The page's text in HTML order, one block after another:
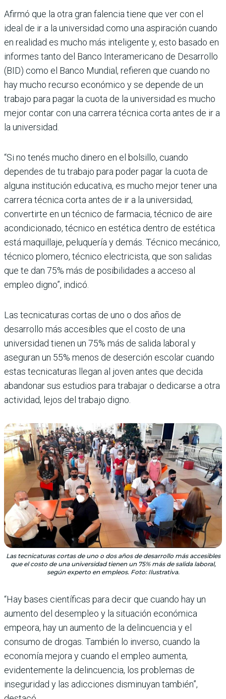
Afirmó que la otra gran falencia tiene que ver con el
ideal de ir a la universidad como una aspiración cuando
en realidad es mucho más inteligente y, esto basado en
informes tanto del Banco Interamericano de Desarrollo
(BID) como el Banco Mundial, refieren que cuando no
hay mucho recurso económico y se depende de un
trabajo para pagar la cuota de la universidad es mucho
mejor contar con una carrera técnica corta antes de ir a
la universidad.
“Si no tenés mucho dinero en el bolsillo, cuando
dependes de tu trabajo para poder pagar la cuota de
alguna institución educativa, es mucho mejor tener una
carrera técnica corta antes de ir a la universidad,
convertirte en un técnico de farmacia, técnico de aire
acondicionado, técnico en estética dentro de estética
está maquillaje, peluquería y demás. Técnico mecánico,
técnico plomero, técnico electricista, que son salidas
que te dan 75% más de posibilidades a acceso al
empleo digno”, indicó.
Las tecnicaturas cortas de uno o dos años de
desarrollo más accesibles que el costo de una
universidad tienen un 75% más de salida laboral y
aseguran un 55% menos de deserción escolar cuando
estas tecnicaturas llegan al joven antes que decida
abandonar sus estudios para trabajar o dedicarse a otra
actividad, lejos del trabajo digno.
Las tecnicaturas cortas de uno o dos años de desarrollo más accesibles
que el costo de una universidad tienen un 75% más de salida laboral,
según experto en empleos. Foto: Ilustrativa.
“Hay bases científicas para decir que cuando hay un
aumento del desempleo y la situación económica
empeora, hay un aumento de la delincuencia y el
consumo de drogas. También lo inverso, cuando la
economía mejora y cuando el empleo aumenta,
evidentemente la delincuencia, los problemas de
inseguridad y las adicciones disminuyan también”,